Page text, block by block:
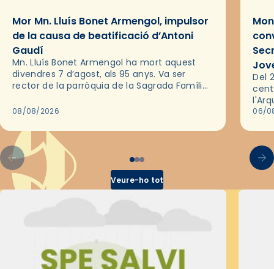
Mor Mn. Lluís Bonet Armengol, impulsor
de la causa de beatificació d’Antoni
Gaudí
Mn. Lluís Bonet Armengol ha mort aquest
divendres 7 d’agost, als 95 anys. Va ser
rector de la parròquia de la Sagrada Família
2018,…
08/08/2026
Del
les
06/
Veure-ho tot